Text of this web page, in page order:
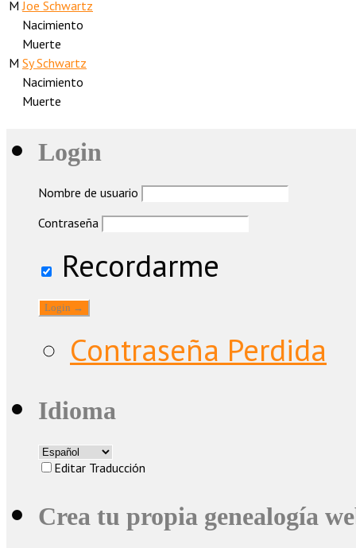
M Joe Schwartz
Nacimiento
Muerte
M Sy Schwartz
Nacimiento
Muerte
Login
Nombre de usuario
Contraseña
Recordarme
Contraseña Perdida
Idioma
Editar Traducción
Crea tu propia genealogía